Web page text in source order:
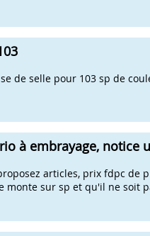
de selle pour 103 sp de
à embrayage, notice
articles, prix fdpc de
monte sur sp et qu'il ne soit